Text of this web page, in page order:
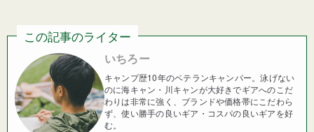
この記事のライター
いちろー
キャンプ歴10年のベテランキャンパー。泳げない
のに海キャン・川キャンが大好きでギアへのこだ
わりは非常に強く、ブランドや価格帯にこだわら
ず、使い勝手の良いギア・コスパの良いギアを好
む。